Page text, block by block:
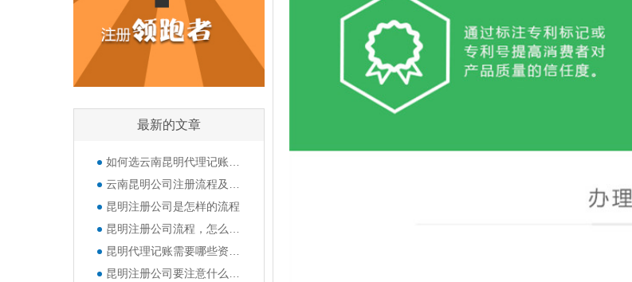
最新的文章
如何选云南昆明代理记账公司呢？
云南昆明公司注册流程及所需准备的资料
昆明注册公司是怎样的流程
昆明注册公司流程，怎么注册公司？
昆明代理记账需要哪些资料？公司的那些章都有什么作用？
昆明注册公司要注意什么？经营范围填写